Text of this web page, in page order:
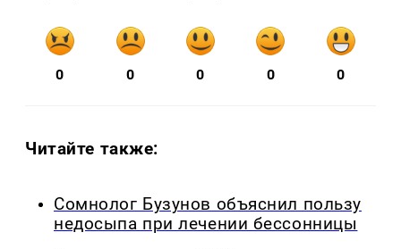
0 0 0 0 0
Читайте также:
Сомнолог Бузунов объяснил пользу
недосыпа при лечении бессонницы